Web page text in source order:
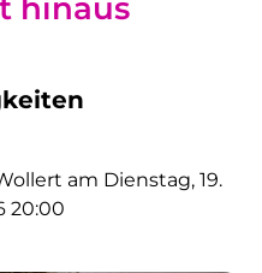
hinaus
am Dienstag, 19.
20:00